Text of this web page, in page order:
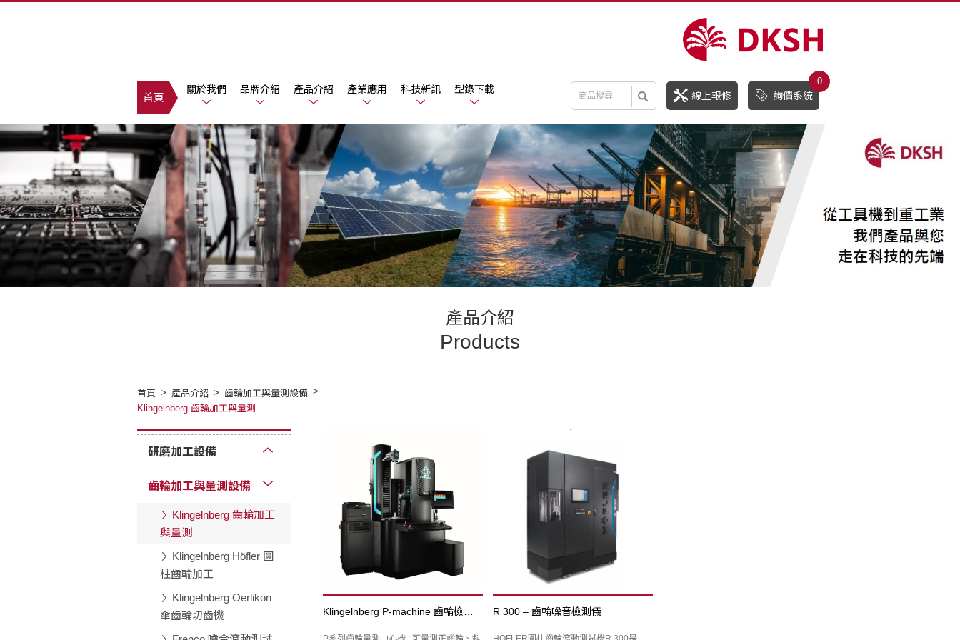
線上報修 詢價系統
0
首頁
關於我們 品牌介紹 產品介紹 產業應用 科技新訊 型錄下載
產品介紹
Products
首頁 產品介紹
齒輪加工與量測設備
Klingelnberg 齒輪加工與量測
研磨加工設備
齒輪加工與量測設備
Klingelnberg 齒輪加工
與量測
Klingelnberg Höfler 圓
柱齒輪加工
Klingelnberg Oerlikon
傘齒輪切齒機
R 300 – 齒輪噪音檢測儀